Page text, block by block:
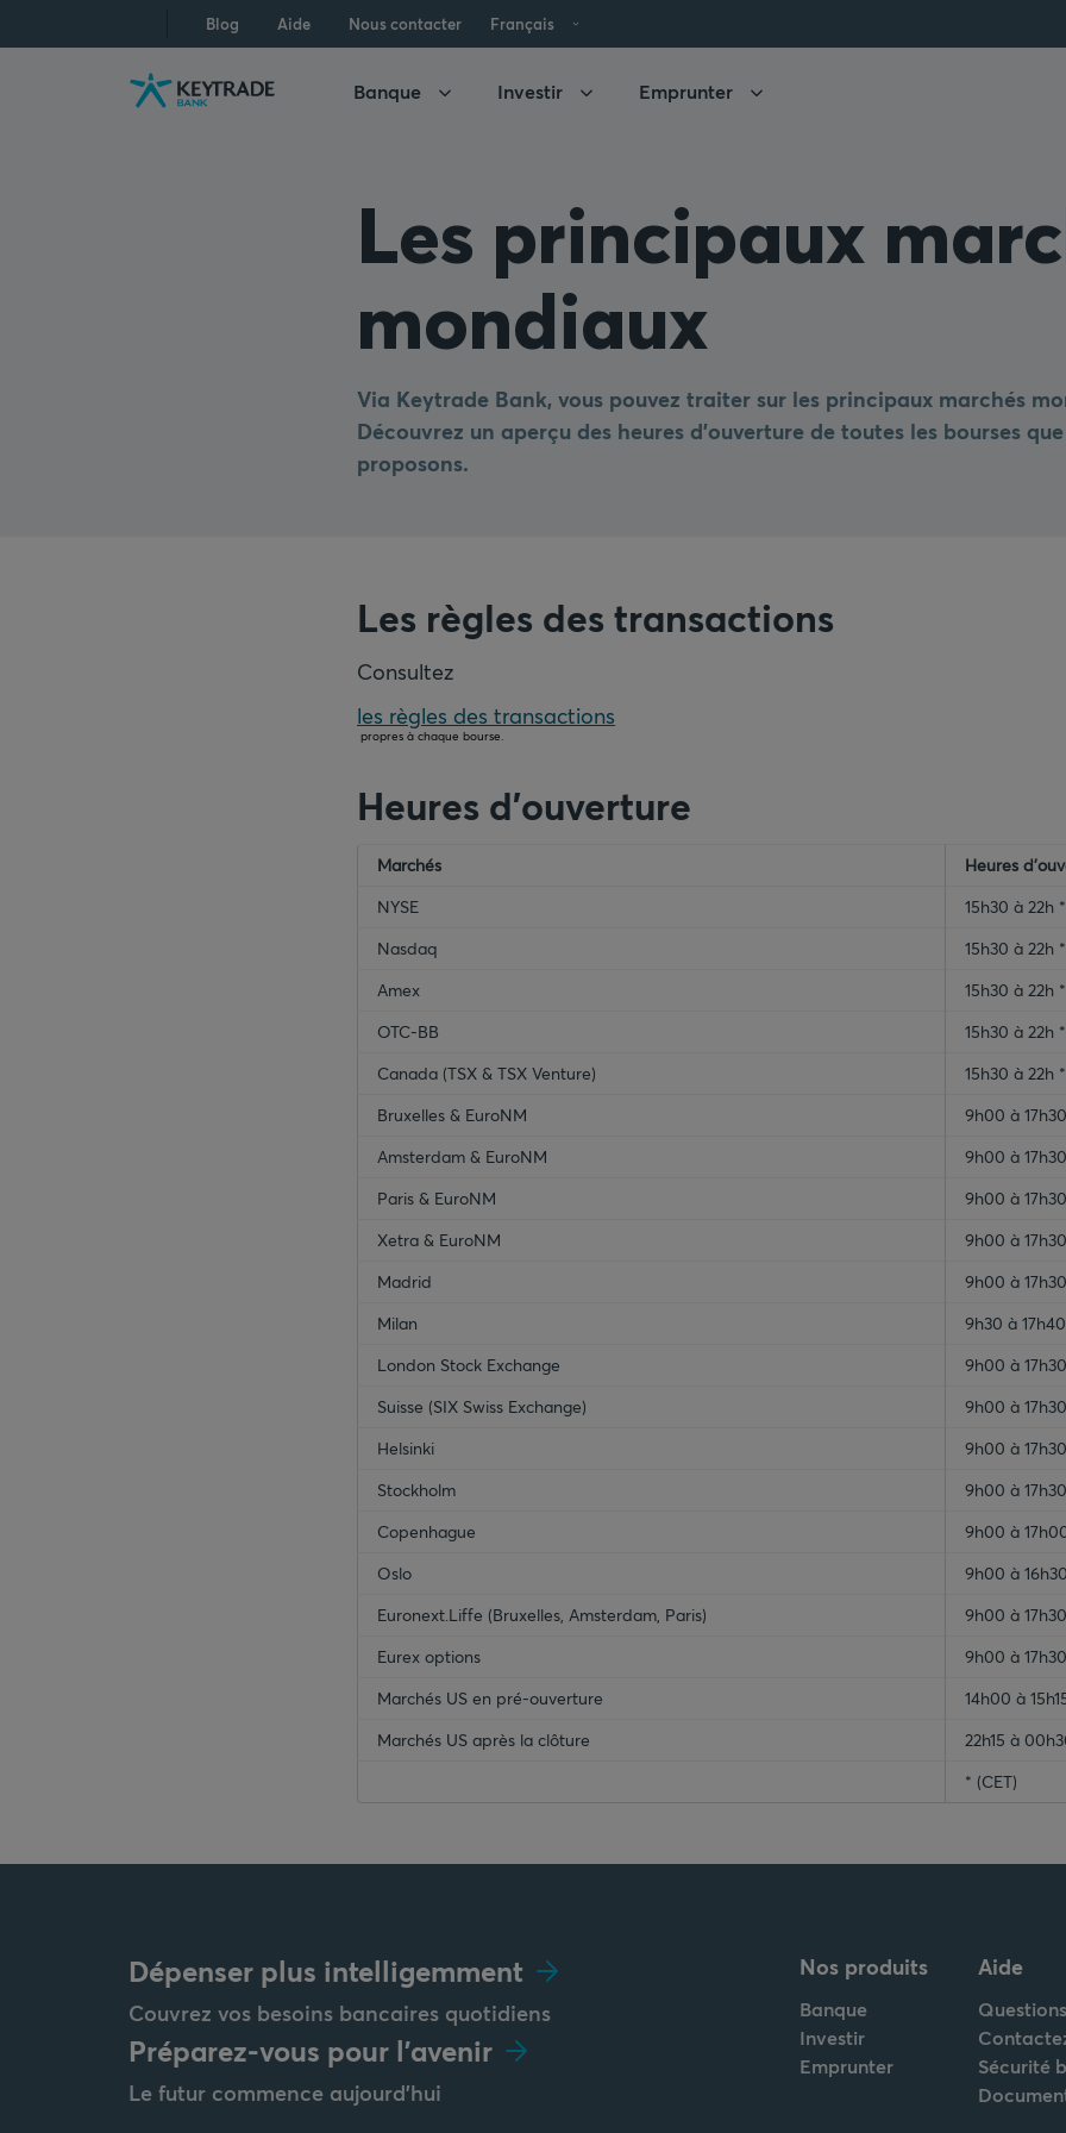
à
à
au
Blog Aide Nous contacter Français
Banque Investir Emprunter
Les principaux
mondiaux
Via Keytrade Bank, vous pouvez traiter sur les principaux marchés
Découvrez un aperçu des heures d’ouverture de toutes les bourses
proposons.
Les règles des transactions
Consultez
les règles des transactions
propres à chaque bourse.
empty-header
Marchés
Heures
NYSE
15h30 à 22h *
Nasdaq
15h30 à 22h *
Amex
15h30 à 22h *
OTC-BB
15h30 à 22h *
Canada (TSX & TSX Venture)
15h30 à 22h *
Bruxelles & EuroNM
9h00 à 17h30
Amsterdam & EuroNM
9h00 à 17h30
Paris & EuroNM
9h00 à 17h30
Xetra & EuroNM
9h00 à 17h30
Madrid
9h00 à 17h30
Milan
9h30 à 17h40
London Stock Exchange
9h00 à
Suisse (SIX Swiss Exchange)
9h00 à 17h30
Helsinki
9h00 à 17h30
Stockholm
9h00 à 17h30
Copenhague
9h00 à
Oslo
9h00 à 16h30
Euronext.Liffe (Bruxelles, Amsterdam, Paris)
9h00 à 17h30
Eurex options
9h00 à 17h30
Marchés US en pré-ouverture
14h00 à
Marchés US après la clôture
22h15 à
* (CET)
Dépenser plus intelligemment
Couvrez vos besoins bancaires quotidiens
Préparez-vous pour l'avenir
Le futur commence aujourd'hui
Nos produits
Banque
Investir
Emprunter
Aide
Sécurité